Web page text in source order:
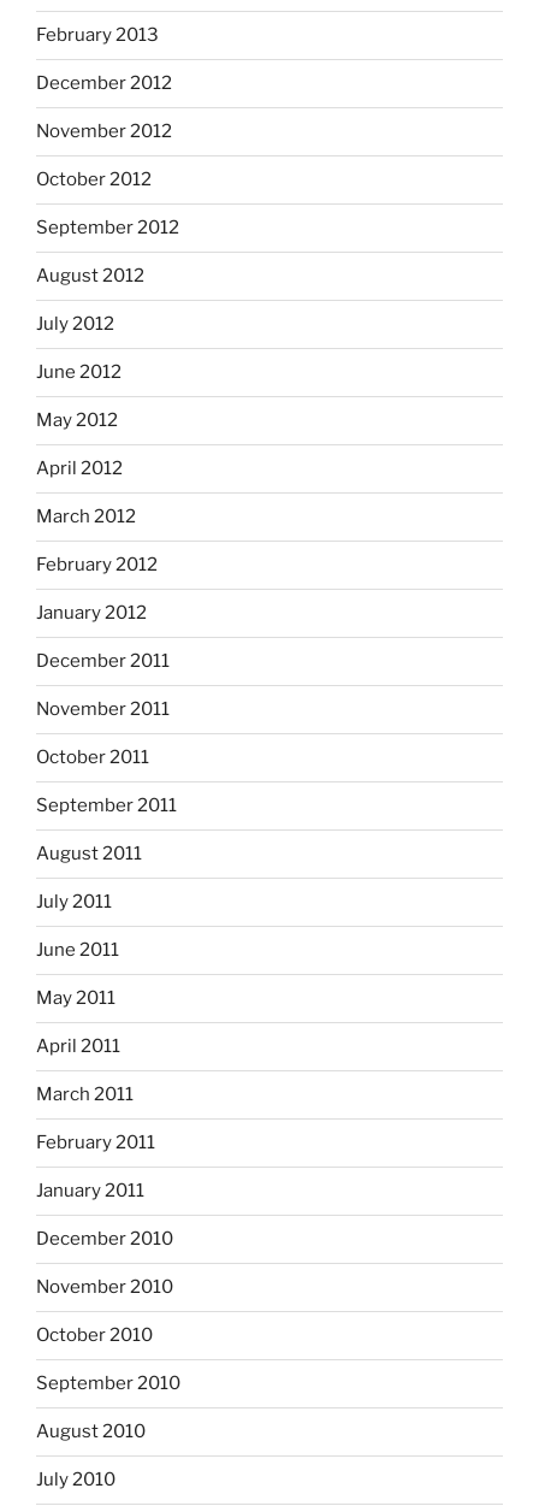
February 2013
December 2012
November 2012
October 2012
September 2012
August 2012
July 2012
June 2012
May 2012
April 2012
March 2012
February 2012
January 2012
December 2011
November 2011
October 2011
September 2011
August 2011
July 2011
June 2011
May 2011
April 2011
March 2011
February 2011
January 2011
December 2010
November 2010
October 2010
September 2010
August 2010
July 2010